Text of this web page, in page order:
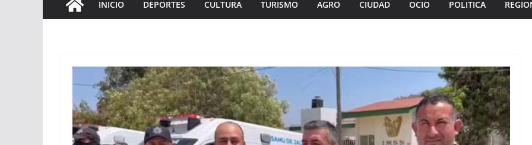
INICIO DEPORTES CULTURA TURISMO AGRO CIUDAD OCIO POLITICA